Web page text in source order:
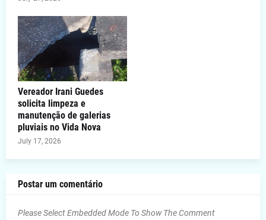
Vereador Irani Guedes
solicita limpeza e
manutenção de galerias
pluviais no Vida Nova
July 17, 2026
Postar um comentário
Please Select Embedded Mode To Show The Comment